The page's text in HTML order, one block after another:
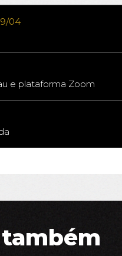
04
e plataforma Zoom